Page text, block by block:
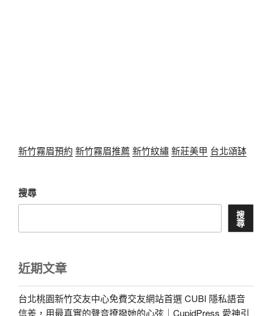
新竹霧眉預約 新竹霧眉推薦 新竹紋繡新莊美甲 台北頌缽
搜尋
搜
尋
近期文章
台北桃園新竹交友中心免費交友網站首選 CUBI 隱私語音
信差，用最真實的聲音撩撥她的心弦｜CupidPress 愛神引